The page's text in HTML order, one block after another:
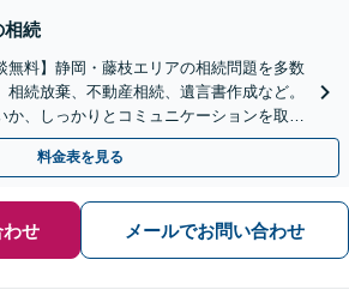
相続
無料】静岡・藤枝エリアの相続問題を多数
続放棄、不動産相続、遺言書作成など。
か、しっかりとコミュニケーションを取り
日・夜間相談可】
料金表を見る
せ メールでお問い合わせ